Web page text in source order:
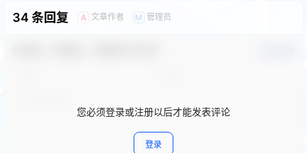
34 条回复 A 文章作者 M 管理员
您必须登录或注册以后才能发表评论
登录